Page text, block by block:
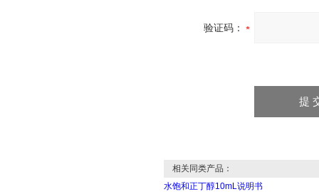
验证码：
相关同类产品：
水饱和正丁醇10mL说明书